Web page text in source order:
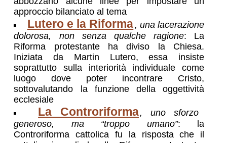
approccio bilanciato al tema
Lutero e la Riforma , una lacerazione
dolorosa, non senza qualche ragione: La
Riforma protestante ha diviso la Chiesa.
Iniziata da Martin Lutero, essa insiste
soprattutto sulla interiorità individuale come
luogo dove poter incontrare Cristo,
sottovalutando la funzione della oggettività
ecclesiale
La Controriforma, uno sforzo
generoso, ma “troppo umano”: la
Controriforma cattolica fu la risposta che il